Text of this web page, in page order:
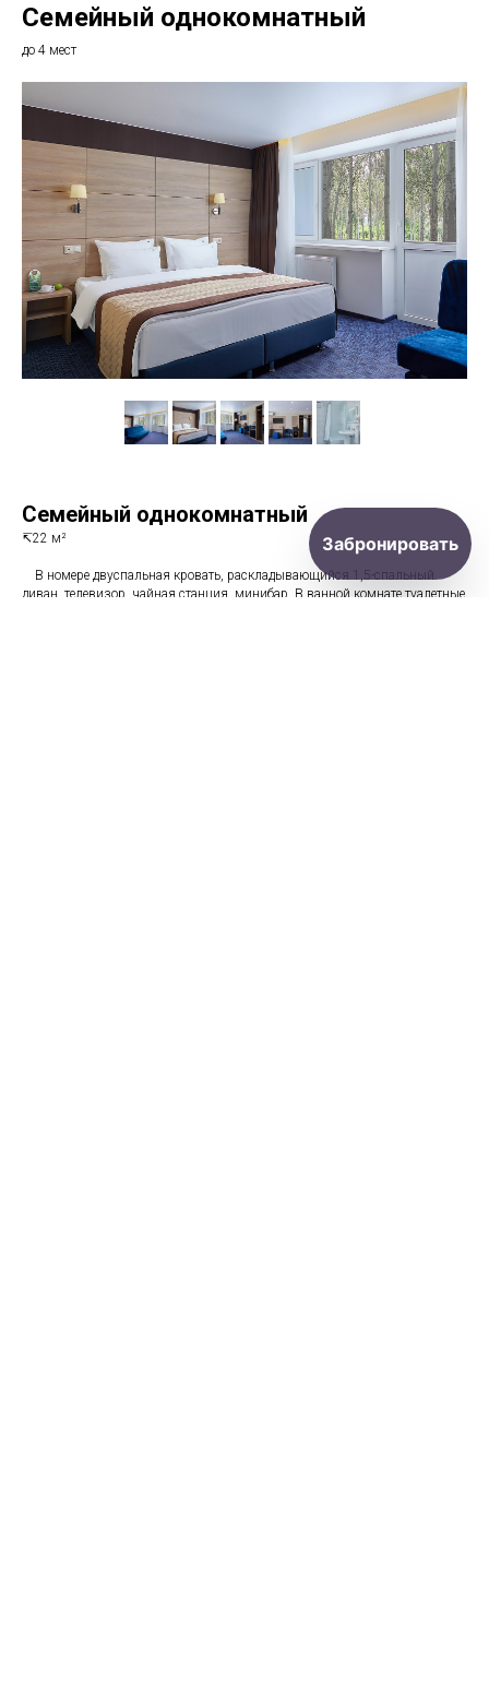
Семейный однокомнатный
до 4 мест
Семейный однокомнатный
↸22 м²
⠀ В номере двуспальная кровать, раскладывающийся 1,5-спальный
диван. телевизор, чайная станция, минибар. В ванной комнате туалетные
Забронировать